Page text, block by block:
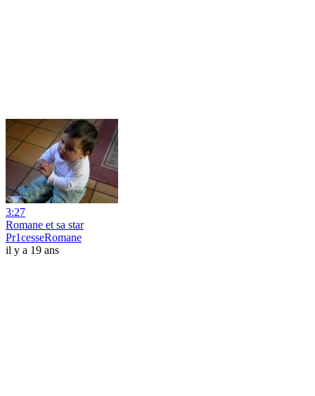
3:27
Romane et sa star
Pr1cesseRomane
il y a 19 ans